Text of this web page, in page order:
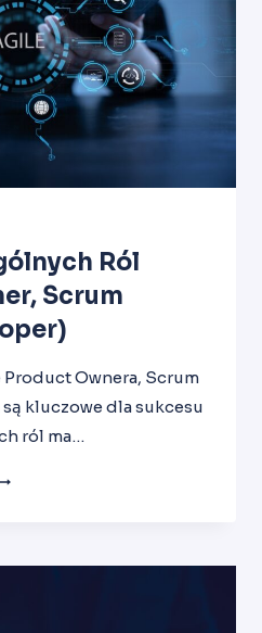
Ról
Scrum
Ownera, Scrum
kluczowe dla sukcesu
ról ma…